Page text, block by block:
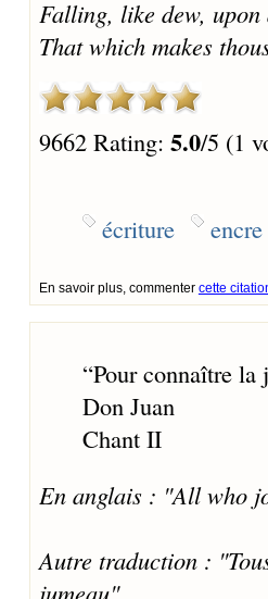
Falling, like dew, upon
That which makes
9662 Rating: 5.0/5 (1
écriture encre
En savoir plus, commenter cette
“Pour connaître la
Don Juan
Chant II
En anglais : "All who
Autre traduction :